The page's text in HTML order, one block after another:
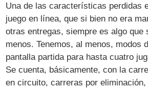
Una de las características perdidas
juego en línea, que si bien no era
otras entregas, siempre es algo que
menos. Tenemos, al menos, modos
pantalla partida para hasta cuatro
Se cuenta, básicamente, con la
en circuito, carreras por